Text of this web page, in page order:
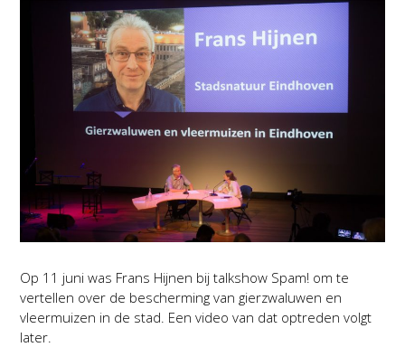
Op 11 juni was Frans Hijnen bij talkshow Spam! om te
vertellen over de bescherming van gierzwaluwen en
vleermuizen in de stad. Een video van dat optreden volgt
later.